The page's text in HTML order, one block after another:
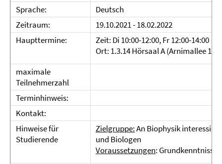
Sprache:
Deutsch
Zeitraum:
19.10.2021 - 18.02.2022
Haupttermine:
Zeit: Di 10:00-12:00, Fr 12:00-14:00
Ort: 1.3.14 Hörsaal A (Arnimallee 14)
maximale
Teilnehmerzahl
Terminhinweis:
Kontakt:
Hinweise für
Studierende
Zielgruppe:An Biophysik
und Biologen
Voraussetzungen: Grundkenntnisse